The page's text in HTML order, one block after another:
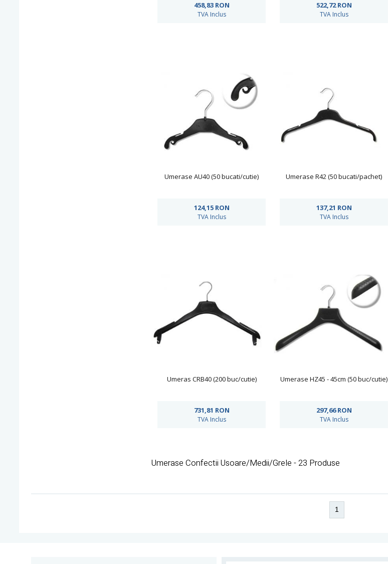
458,83 RON
TVA Inclus
522,72RON
TVA Inclus
Umerase AU40 (50 bucati/cutie)
124,15 RON
TVA Inclus
Umerase R42 (50 bucati/pachet)
137,21 RON
TVA Inclus
Umeras CRB40 (200 buc/cutie)
731,81 RON
TVA Inclus
Umerase HZ45 - 45cm (50 buc/cutie)
297,66RON
TVA Inclus
Umerase Confectii Usoare/Medii/Grele - 23 Produse
1